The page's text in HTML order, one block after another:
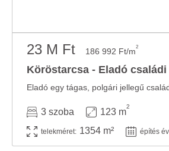
23 M Ft 186 992 Ft/m2
Köröstarcsa - Eladó családi
3 szoba 123 m
2
telekméret: 1354 m² építés